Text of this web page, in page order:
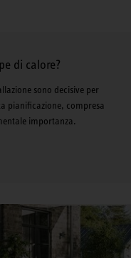
di calore?
sono decisive per
pianificazione, compresa
importanza.